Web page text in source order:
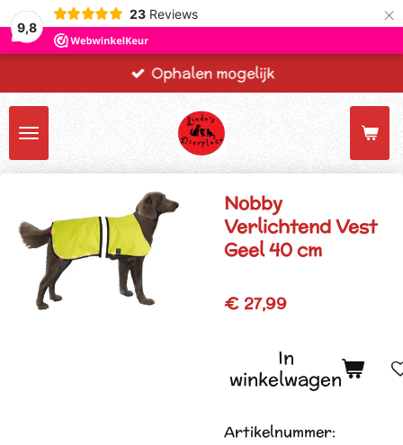
9,8
23 Reviews ×
Ophalen mogelijk
Nobby
Verlichtend Vest
Geel 40 cm
€ 27,99
In
winkelwagen
Artikelnummer: